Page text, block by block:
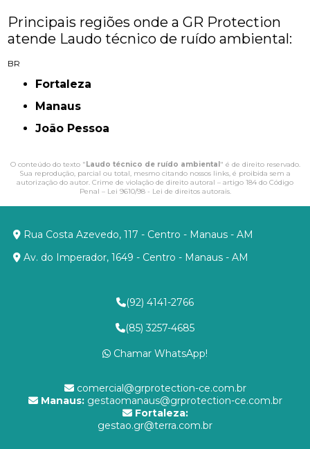
Principais regiões onde a GR Protection
atende Laudo técnico de ruído ambiental:
BR
Fortaleza
Manaus
João Pessoa
O conteúdo do texto "Laudo técnico de ruído ambiental" é de direito reservado.
Sua reprodução, parcial ou total, mesmo citando nossos links, é proibida sem a
autorização do autor. Crime de violação de direito autoral – artigo 184 do Código
Penal – Lei 9610/98 - Lei de direitos autorais.
Rua Costa Azevedo, 117 - Centro - Manaus - AM
Av. do Imperador, 1649 - Centro - Manaus - AM
(92) 4141-2766
(85) 3257-4685
Chamar WhatsApp!
comercial@grprotection-ce.com.br
Manaus:gestaomanaus@grprotection-ce.com.br
Fortaleza:
gestao.gr@terra.com.br